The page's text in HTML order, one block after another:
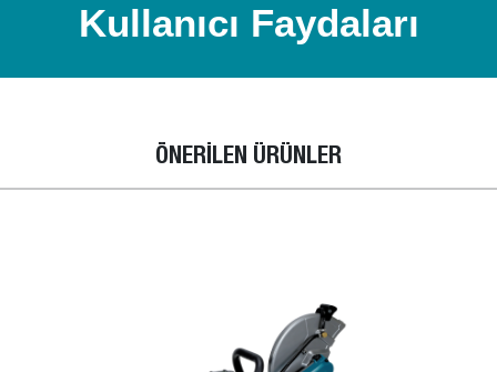
Kullanıcı Faydaları
ÖNERİLEN ÜRÜNLER